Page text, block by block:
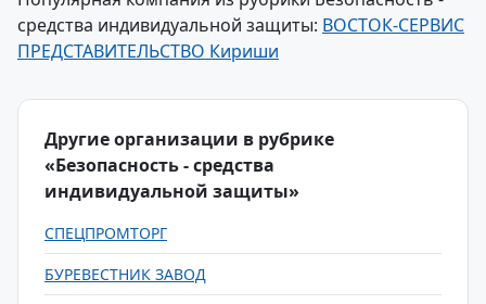
средства индивидуальной защиты: ВОСТОК-СЕРВИС
ПРЕДСТАВИТЕЛЬСТВО Кириши
Другие организации в рубрике
«Безопасность - средства
индивидуальной защиты»
СПЕЦПРОМТОРГ
БУРЕВЕСТНИК ЗАВОД